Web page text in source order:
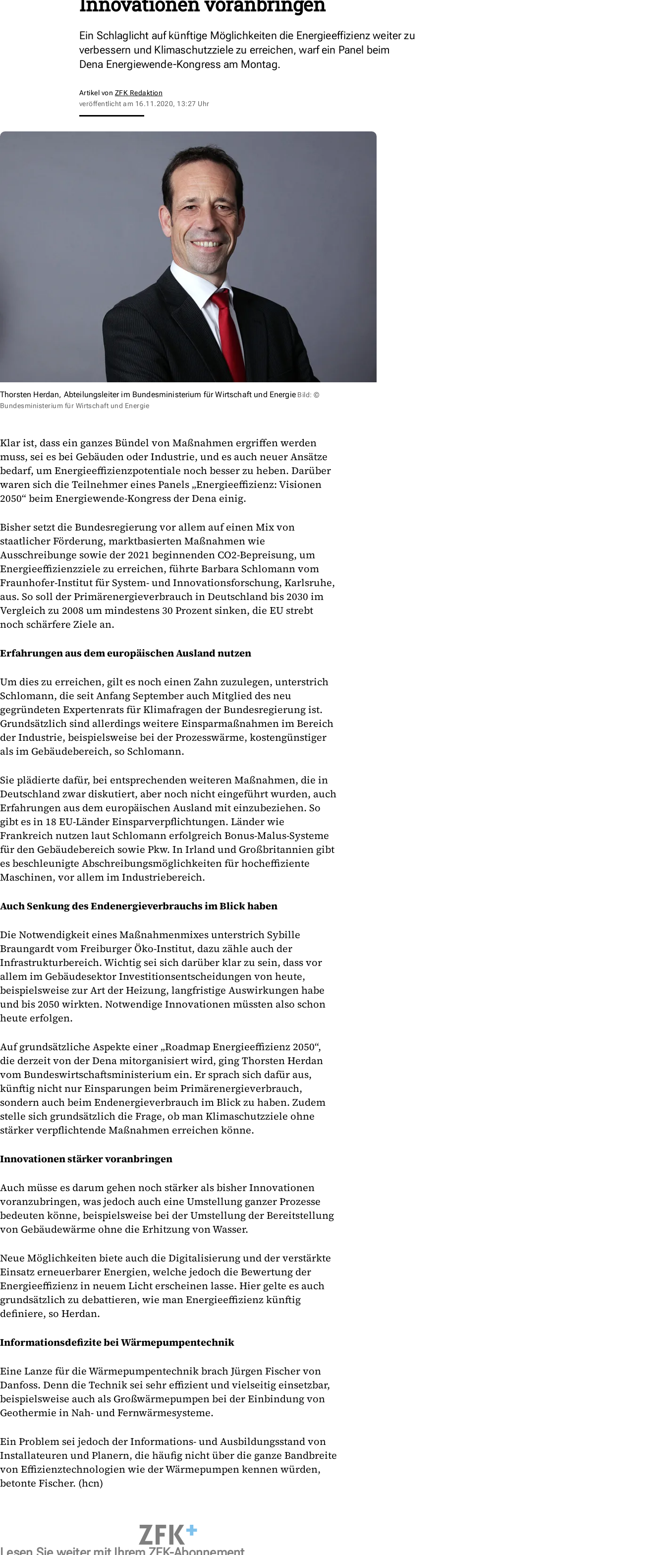
Ein Schlaglicht auf künftige Möglichkeiten die Energieeffizienz weiter zu
verbessern und Klimaschutzziele zu erreichen, warf ein Panel beim
Dena Energiewende-Kongress am Montag.
Artikel von ZFK Redaktion
veröffentlicht am 16.11.2020, 13:27 Uhr
Thorsten Herdan, Abteilungsleiter im Bundesministerium für Wirtschaft und Energie Bild: ©
Bundesministerium für Wirtschaft und Energie
Klar ist, dass ein ganzes Bündel von Maßnahmen ergriffen werden
muss, sei es bei Gebäuden oder Industrie, und es auch neuer Ansätze
bedarf, um Energieeffizienzpotentiale noch besser zu heben. Darüber
waren sich die Teilnehmer eines Panels „Energieeffizienz: Visionen
2050“ beim Energiewende-Kongress der Dena einig.
Bisher setzt die Bundesregierung vor allem auf einen Mix von
staatlicher Förderung, marktbasierten Maßnahmen wie
Ausschreibunge sowie der 2021 beginnenden CO2-Bepreisung, um
Energieeffizienzziele zu erreichen, führte Barbara Schlomann vom
Fraunhofer-Institut für System- und Innovationsforschung, Karlsruhe,
aus. So soll der Primärenergieverbrauch in Deutschland bis 2030 im
Vergleich zu 2008 um mindestens 30 Prozent sinken, die EU strebt
noch schärfere Ziele an.
Erfahrungen aus dem europäischen Ausland nutzen
Um dies zu erreichen, gilt es noch einen Zahn zuzulegen, unterstrich
Schlomann, die seit Anfang September auch Mitglied des neu
gegründeten Expertenrats für Klimafragen der Bundesregierung ist.
Grundsätzlich sind allerdings weitere Einsparmaßnahmen im Bereich
der Industrie, beispielsweise bei der Prozesswärme, kostengünstiger
als im Gebäudebereich, so Schlomann.
Sie plädierte dafür, bei entsprechenden weiteren Maßnahmen, die in
Deutschland zwar diskutiert, aber noch nicht eingeführt wurden, auch
Erfahrungen aus dem europäischen Ausland mit einzubeziehen. So
gibt es in 18 EU-Länder Einsparverpflichtungen. Länder wie
Frankreich nutzen laut Schlomann erfolgreich Bonus-Malus-Systeme
für den Gebäudebereich sowie Pkw. In Irland und Großbritannien gibt
es beschleunigte Abschreibungsmöglichkeiten für hocheffiziente
Maschinen, vor allem im Industriebereich.
Auch Senkung des Endenergieverbrauchs im Blick haben
Die Notwendigkeit eines Maßnahmenmixes unterstrich Sybille
Braungardt vom Freiburger Öko-Institut, dazu zähle auch der
Infrastrukturbereich. Wichtig sei sich darüber klar zu sein, dass vor
allem im Gebäudesektor Investitionsentscheidungen von heute,
beispielsweise zur Art der Heizung, langfristige Auswirkungen habe
und bis 2050 wirkten. Notwendige Innovationen müssten also schon
heute erfolgen.
Auf grundsätzliche Aspekte einer „Roadmap Energieeffizienz 2050“,
die derzeit von der Dena mitorganisiert wird, ging Thorsten Herdan
vom Bundeswirtschaftsministerium ein. Er sprach sich dafür aus,
künftig nicht nur Einsparungen beim Primärenergieverbrauch,
sondern auch beim Endenergieverbrauch im Blick zu haben. Zudem
stelle sich grundsätzlich die Frage, ob man Klimaschutzziele ohne
stärker verpflichtende Maßnahmen erreichen könne.
Innovationen stärker voranbringen
Auch müsse es darum gehen noch stärker als bisher Innovationen
voranzubringen, was jedoch auch eine Umstellung ganzer Prozesse
bedeuten könne, beispielsweise bei der Umstellung der Bereitstellung
von Gebäudewärme ohne die Erhitzung von Wasser.
Neue Möglichkeiten biete auch die Digitalisierung und der verstärkte
Einsatz erneuerbarer Energien, welche jedoch die Bewertung der
Energieeffizienz in neuem Licht erscheinen lasse. Hier gelte es auch
grundsätzlich zu debattieren, wie man Energieeffizienz künftig
definiere, so Herdan.
Informationsdefizite bei Wärmepumpentechnik
Eine Lanze für die Wärmepumpentechnik brach Jürgen Fischer von
Danfoss. Denn die Technik sei sehr effizient und vielseitig einsetzbar,
beispielsweise auch als Großwärmepumpen bei der Einbindung von
Geothermie in Nah- und Fernwärmesysteme.
Ein Problem sei jedoch der Informations- und Ausbildungsstand von
Installateuren und Planern, die häufig nicht über die ganze Bandbreite
von Effizienztechnologien wie der Wärmepumpen kennen würden,
betonte Fischer. (hcn)